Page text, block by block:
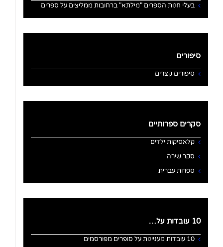
בעלי חנות הספרים "מילתא" ברחובות ממליצים על ספרים
סיפורים
סיפורים קצרים
סקרים ספרותיים
קלאסיקות ילדים
סקר שירה
ספרות עברית
10 עובדות על…
10 עובדות מעניינות על סופרים מפורסמים